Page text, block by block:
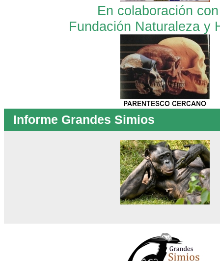
En colaboración
Fundación Naturaleza y
Informe Grandes Simios